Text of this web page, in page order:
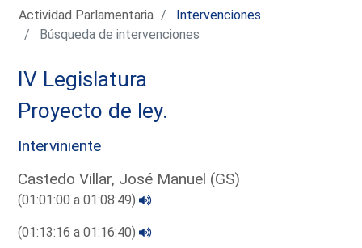
Actividad Parlamentaria
Intervenciones
Búsqueda de intervenciones
IV Legislatura
Proyecto de ley.
Interviniente
Castedo Villar, José Manuel (GS)
(01:01:00 a 01:08:49)
(01:13:16 a 01:16:40)